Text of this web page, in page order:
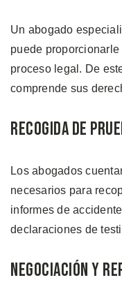
Un abogado
puede
proceso legal. De
comprende sus
Recogida de
Los abogados
necesarios para
informes de
declaraciones de
Negociación y